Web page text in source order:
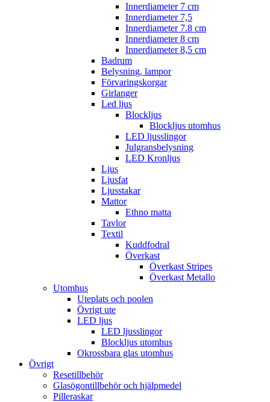
Innerdiameter 7 cm
Innerdiameter 7,5
Innerdiameter 7.8 cm
Innerdiameter 8 cm
Innerdiameter 8,5 cm
Badrum
Belysning, lampor
Förvaringskorgar
Girlanger
Led ljus
Blockljus
Blockljus utomhus
LED ljusslingor
Julgransbelysning
LED Kronljus
Ljus
Ljusfat
Ljusstakar
Mattor
Ethno matta
Tavlor
Textil
Kuddfodral
Överkast
Överkast Stripes
Överkast Metallo
Utomhus
Uteplats och poolen
Övrigt ute
LED ljus
LED ljusslingor
Blockljus utomhus
Okrossbara glas utomhus
Övrigt
Resetillbehör
Glasögontillbehör och hjälpmedel
Pilleraskar